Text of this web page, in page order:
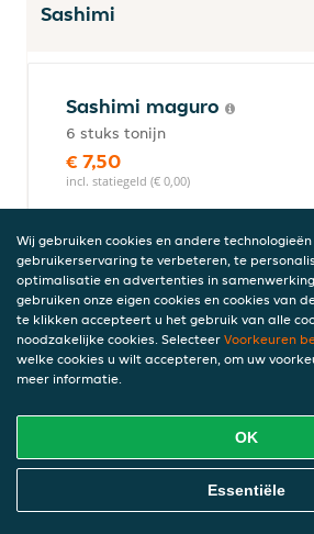
Sashimi
Sashimi maguro
6 stuks tonijn
€ 7,50
incl. statiegeld (€ 0,00)
Sashimi mix
18 stuks met 6 stuks zalm, 4
4 stuks suzuki, 2 stuks kani, 2
wakame en Rose Ginger
€ 18,95
6 stuks zalm
Online Eten
Wij gebruiken cookies en andere
gebruikerservaring te verbeteren, te
optimalisatie en advertenties in
gebruiken onze eigen cookies en cookies van
te klikken accepteert u het gebruik van alle
noodzakelijke cookies. Selecteer Voorkeuren
welke cookies u wilt accepteren, om uw
meer informatie.
OK
Essentiële